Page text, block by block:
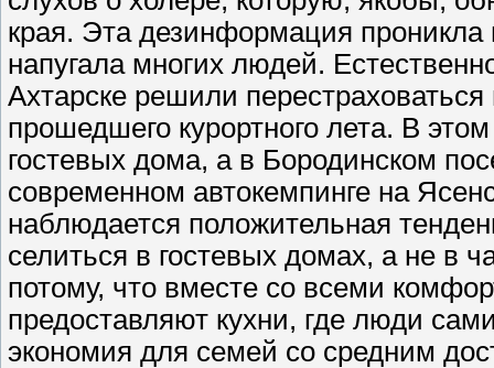
края. Эта дезинформация
напугала многих людей.
Ахтарске решили
прошедшего курортного лета. В
гостевых дома, а в Бородинском
современном автокемпинге на
наблюдается положительная
селиться в гостевых домах, а не в
потому, что вместе со всеми
предоставляют кухни, где люди
экономия для семей со средним